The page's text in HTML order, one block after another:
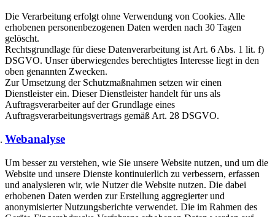
Die Verarbeitung erfolgt ohne Verwendung von Cookies. Alle
erhobenen personenbezogenen Daten werden nach 30 Tagen
gelöscht.
Rechtsgrundlage für diese Datenverarbeitung ist Art. 6 Abs. 1 lit. f)
DSGVO. Unser überwiegendes berechtigtes Interesse liegt in den
oben genannten Zwecken.
Zur Umsetzung der Schutzmaßnahmen setzen wir einen
Dienstleister ein. Dieser Dienstleister handelt für uns als
Auftragsverarbeiter auf der Grundlage eines
Auftragsverarbeitungsvertrags gemäß Art. 28 DSGVO.
Webanalyse
Um besser zu verstehen, wie Sie unsere Website nutzen, und um die
Website und unsere Dienste kontinuierlich zu verbessern, erfassen
und analysieren wir, wie Nutzer die Website nutzen. Die dabei
erhobenen Daten werden zur Erstellung aggregierter und
anonymisierter Nutzungsberichte verwendet. Die im Rahmen des